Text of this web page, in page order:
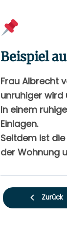
Beispiel
Frau Albrecht
unruhiger wird
In einem
Einlagen.
Seitdem ist
der Wohnung
Zurück